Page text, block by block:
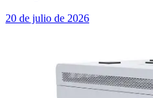
20 de julio de 2026